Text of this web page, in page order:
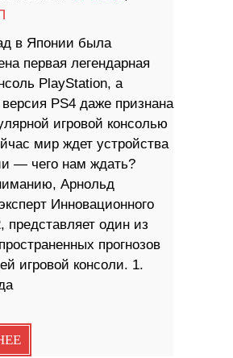
в Японии была
​​первая легендарная
PlayStation, а
PS4 даже признана
игровой консолью
мир ждет устройства
— чего нам ждать?
Арнольд
Инновационного
представляет один из
прогнозов
игровой консоли. 1.